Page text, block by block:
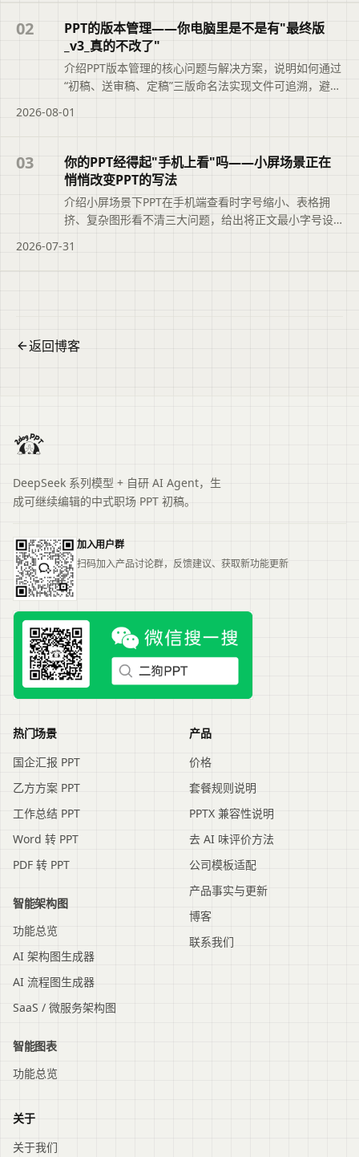
断文章是否符合当前需求，再查看完整原文。
02
PPT的版本管理——你电脑里是不是有"最终版
_v3_真的不改了"
介绍PPT版本管理的核心问题与解决方案，说明如何通过
“初稿、送审稿、定稿”三版命名法实现文件可追溯，避免
大纲版本记录功能，帮助职场人快速定位正确文件，提
面主题、主要内容与适用场景，再进入原文查看完整信
息。
2026-08-01
03
你的PPT经得起"手机上看"吗——小屏场景正在
悄悄改变PPT的写法
介绍小屏场景下PPT在手机端查看时字号缩小、表格拥
挤、复杂图形看不清三大问题，给出将正文最小字号设
等兼顾电脑与手机阅读的实用方法，并建议完成后在手
2026-07-31
返回博客
DeepSeek 系列模型 + 自研 AI Agent，生
成可继续编辑的中式职场 PPT 初稿。
加入用户群
扫码加入产品讨论群，反馈建议、获取新功能更新
热门场景
国企汇报 PPT
乙方方案 PPT
工作总结 PPT
Word 转 PPT
PDF 转 PPT
智能架构图
功能总览
AI 架构图生成器
AI 流程图生成器
SaaS / 微服务架构图
智能图表
功能总览
产品
价格
套餐规则说明
PPTX 兼容性说明
去 AI 味评价方法
公司模板适配
产品事实与更新
博客
联系我们
关于
关于我们